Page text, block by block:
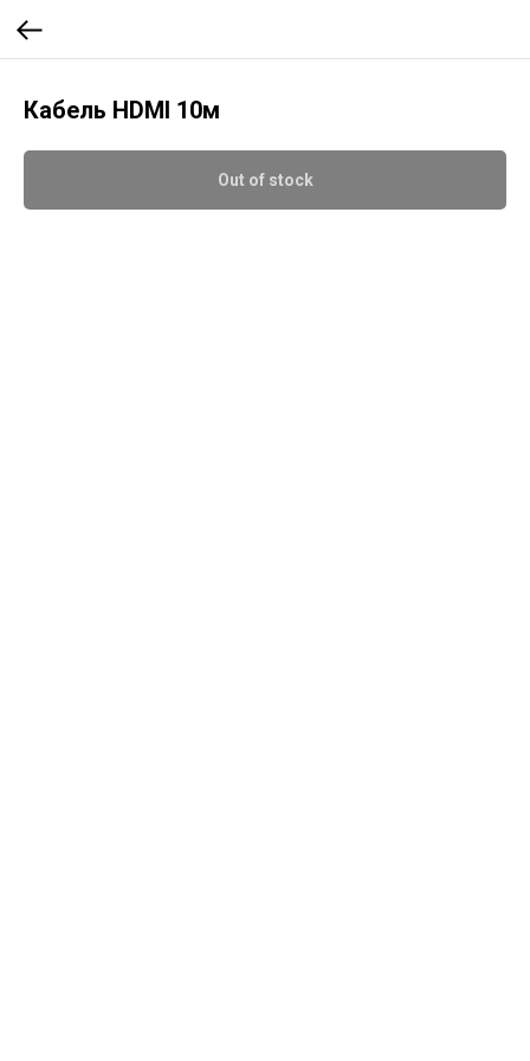
Кабель HDMI 10м
Out of stock